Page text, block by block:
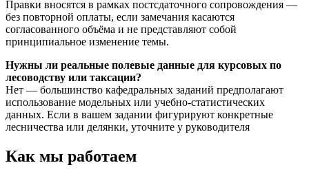
Правки вносятся в рамках постсдаточного сопровождения —
без повторной оплаты, если замечания касаются
согласованного объёма и не представляют собой
принципиальное изменение темы.
Нужны ли реальные полевые данные для курсовых по
лесоводству или таксации?
Нет — большинство кафедральных заданий предполагают
использование модельных или учебно-статистических
данных. Если в вашем задании фигурируют конкретные
лесничества или делянки, уточните у руководителя
Как мы работаем